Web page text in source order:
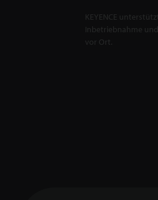
KEYENCE
Inbetriebnahme
vor Ort.